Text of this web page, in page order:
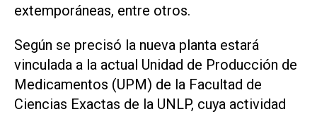
extemporáneas, entre otros.
Según se precisó la nueva planta estará
vinculada a la actual Unidad de Producción de
Medicamentos (UPM) de la Facultad de
Ciencias Exactas de la UNLP, cuya actividad